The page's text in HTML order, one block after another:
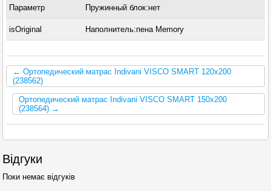
Параметр Пружинный блок:нет
isOriginal Наполнитель:пена Memory
← Ортопедический матрас Indivani VISCO SMART 120x200
(238562)
Ортопедический матрас Indivani VISCO SMART 150x200
(238564) →
Відгуки
Поки немає відгуків